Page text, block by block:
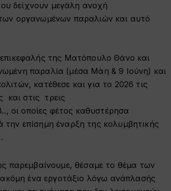
δείχνουν μεγάλη ανοχή
οργανωμένων παραλιών και αυτό
της Ματόπουλο Θάνο και
παραλία (μέσα Μάη & 9 Ιούνη) και
κατέθεσε και για το 2026 τις
και στις τρεις
οι οποίες φέτος καθυστέρησα
επίσημη έναρξη της κολυμβητικής
παρεμβαίνουμε, θέσαμε το θέμα των
ένα εργοτάξιο λόγω ανάπλασής